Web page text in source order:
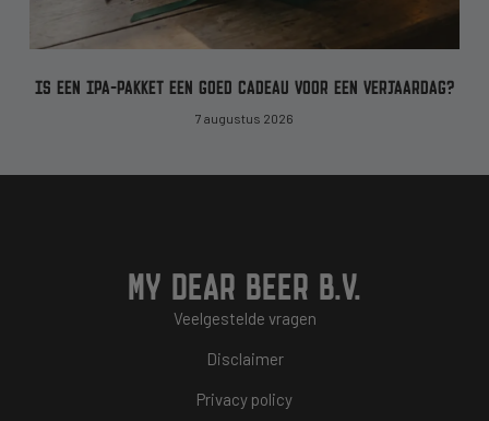
IS EEN IPA-PAKKET EEN GOED CADEAU VOOR EEN VERJAARDAG?
7 augustus 2026
MY DEAR BEER B.V.
Veelgestelde vragen
Disclaimer
Privacy policy